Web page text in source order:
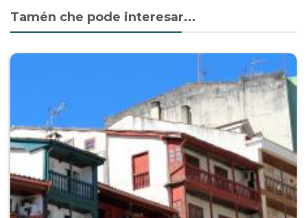
Tamén che pode interesar...